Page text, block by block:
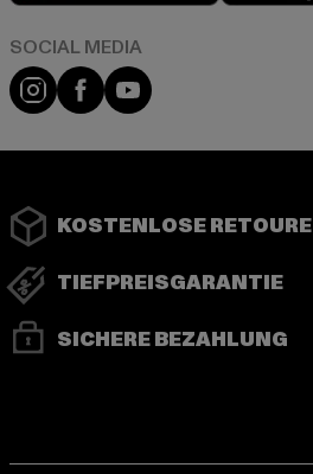
Instagram
FacebookYouTube
KOSTENLOSE RETOURE
TIEFPREISGARANTIE
SICHERE BEZAHLUNG